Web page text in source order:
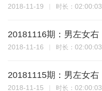
2018-11-19 时长： 02:00:03
20181116期：男左女右
2018-11-16 时长： 02:00:03
20181115期：男左女右
2018-11-15 时长： 02:00:03